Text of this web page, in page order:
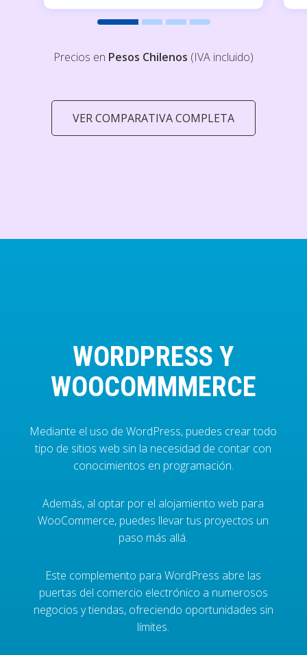
Precios en Pesos Chilenos (IVA incluido)
VER COMPARATIVA COMPLETA
WORDPRESS Y
WOOCOMMMERCE
Mediante el uso de WordPress, puedes crear todo
tipo de sitios web sin la necesidad de contar con
conocimientos en programación.
Además, al optar por el alojamiento web para
WooCommerce, puedes llevar tus proyectos un
paso más allá.
Este complemento para WordPress abre las
puertas del comercio electrónico a numerosos
negocios y tiendas, ofreciendo oportunidades sin
límites.